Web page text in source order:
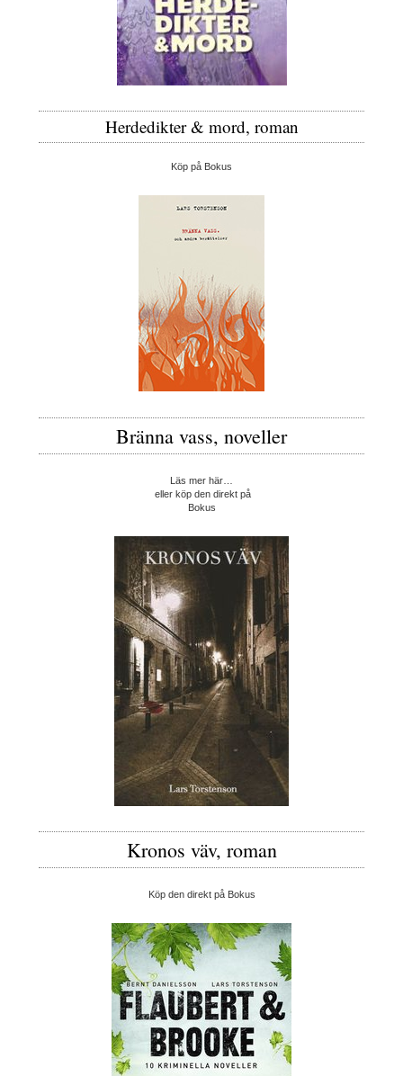
Herdedikter & mord, roman
Köp på Bokus
Bränna vass, noveller
Läs mer här…
eller köp den direkt på
Bokus
Kronos väv, roman
Köp den direkt på Bokus